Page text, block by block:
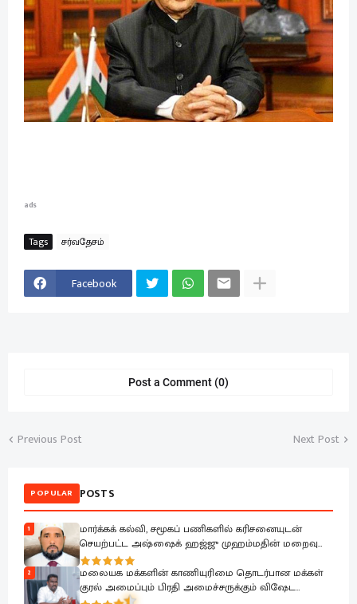
ads
Tags சர்வதேசம்
Facebook
Post a Comment (0)
Previous Post Next Post
POPULAR POSTS
1
மார்க்கக் கல்வி, சமூகப் பணிகளில் கரிசனையுடன்
செயற்பட்ட அஷ்ஷைக் ஹஜ்ஜு முஹம்மதின் மறைவு
பேரிழப்பாகும்; அம்பாறை மாவட்ட ஜம்இய்யத்துல் உலமா
ஆழ்ந்த கவலை.!
2
மலையக மக்களின் காணியுரிமை தொடர்பான மக்கள்
குரல் அமைப்பும் பிரதி அமைச்சருக்கும் விஷேட